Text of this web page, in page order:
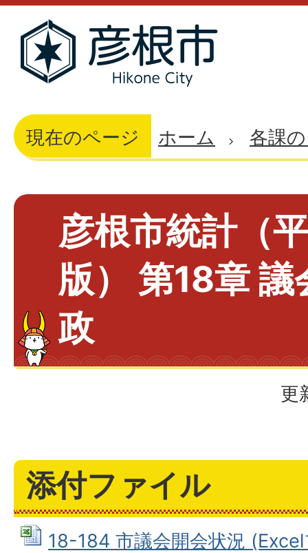
現在のページ ホーム 各課
彦根市統計（
版） 第18章
政
更
添付ファイル
18-184 市議会開会状況